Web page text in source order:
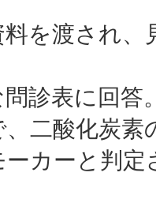
を渡され
診表に回答
二酸化炭素
カーと判定